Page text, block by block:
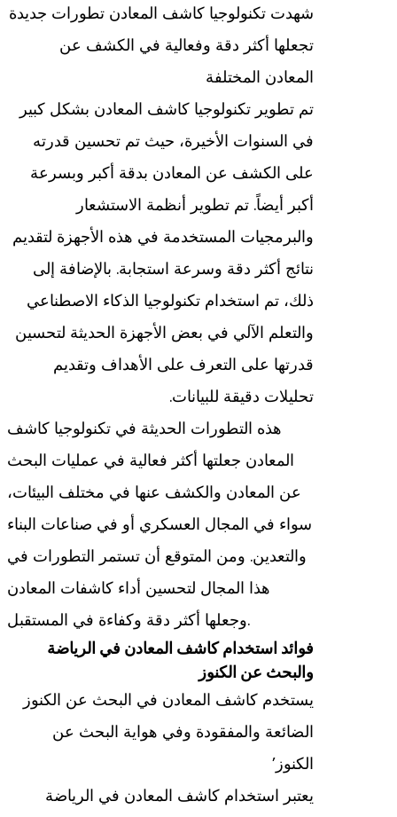
شهدت تكنولوجيا كاشف المعادن تطورات جديدة
تجعلها أكثر دقة وفعالية في الكشف عن
المعادن المختلفة
تم تطوير تكنولوجيا كاشف المعادن بشكل كبير
في السنوات الأخيرة، حيث تم تحسين قدرته
على الكشف عن المعادن بدقة أكبر وبسرعة
أكبر أيضاً. تم تطوير أنظمة الاستشعار
والبرمجيات المستخدمة في هذه الأجهزة لتقديم
نتائج أكثر دقة وسرعة استجابة. بالإضافة إلى
ذلك، تم استخدام تكنولوجيا الذكاء الاصطناعي
والتعلم الآلي في بعض الأجهزة الحديثة لتحسين
قدرتها على التعرف على الأهداف وتقديم
تحليلات دقيقة للبيانات.
هذه التطورات الحديثة في تكنولوجيا كاشف
المعادن جعلتها أكثر فعالية في عمليات البحث
عن المعادن والكشف عنها في مختلف البيئات،
سواء في المجال العسكري أو في صناعات البناء
والتعدين. ومن المتوقع أن تستمر التطورات في
هذا المجال لتحسين أداء كاشفات المعادن
وجعلها أكثر دقة وكفاءة في المستقبل.
فوائد استخدام كاشف المعادن في الرياضة
والبحث عن الكنوز
يستخدم كاشف المعادن في البحث عن الكنوز
الضائعة والمفقودة وفي هواية البحث عن
الكنوز’
يعتبر استخدام كاشف المعادن في الرياضة